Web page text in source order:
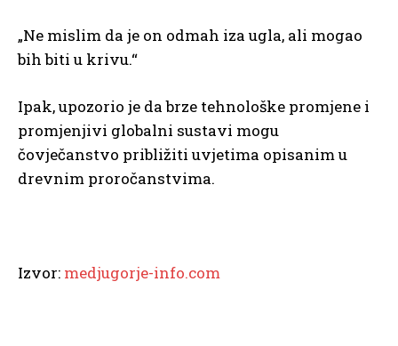
„Ne mislim da je on odmah iza ugla, ali mogao
bih biti u krivu.“
Ipak, upozorio je da brze tehnološke promjene i
promjenjivi globalni sustavi mogu
čovječanstvo približiti uvjetima opisanim u
drevnim proročanstvima.
Izvor: medjugorje-info.com